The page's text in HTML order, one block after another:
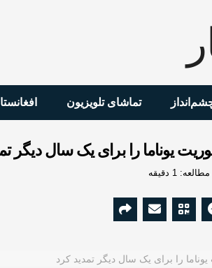
تماشای تلویزیون
یوناما را برای یک سال دیگر
1 دقیقه